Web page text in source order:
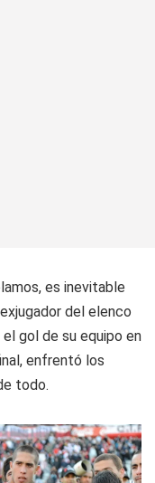
es inevitable
del elenco
gol de su equipo en
enfrentó los
todo.